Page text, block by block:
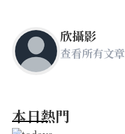
欣攝影
查看所有文章
本日熱門